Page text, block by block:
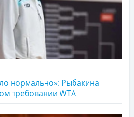
нормально»: Рыбакина
требовании WTA